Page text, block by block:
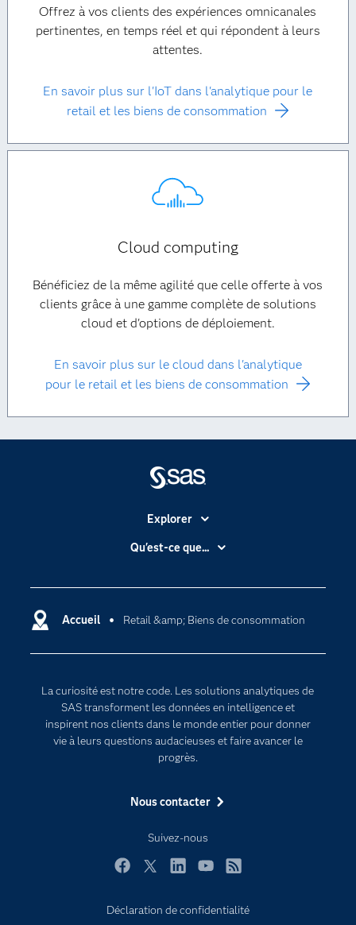
Offrez à vos clients des expériences omnicanales
pertinentes, en temps réel et qui répondent à leurs
attentes.
En savoir plus sur l'IoT dans l'analytique pour le
retail et les biens de consommation
Cloud computing
Bénéficiez de la même agilité que celle offerte à vos
clients grâce à une gamme complète de solutions
cloud et d'options de déploiement.
En savoir plus sur le cloud dans l'analytique
pour le retail et les biens de consommation
Accueil Retail &amp; Biens de consommation
La curiosité est notre code. Les solutions analytiques de
SAS transforment les données en intelligence et
inspirent nos clients dans le monde entier pour donner
vie à leurs questions audacieuses et faire avancer le
progrès.
Nous contacter
Suivez-nous
Explorer
Accessibilité
Carrières
Certifications
Documentation
Pour les enseignants
Entreprise
Formations
Pourquoi SAS ?
SAS Viya
Qu'est-ce que...
Intelligence artificielle
Transformation digitale
Déclaration de confidentialité